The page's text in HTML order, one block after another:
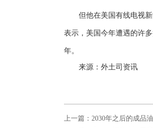
但他在美国有线电视
表示，美国今年遭遇的许
年。
来源：外土司资讯
上一篇：2030年之后的成品